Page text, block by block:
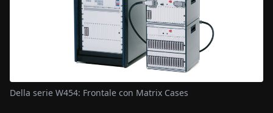
Della serie W454: Frontale con Matrix Cases